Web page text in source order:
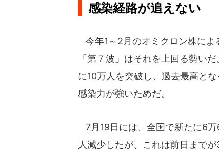
感染経路が追えない
今年1～2月のオミクロン株に
「第７波」はそれを上回る勢い
に10万人を突破し、過去最高と
感染力が強いためだ。
7月19日には、全国で新たに6
人減少したが、これは前日まで